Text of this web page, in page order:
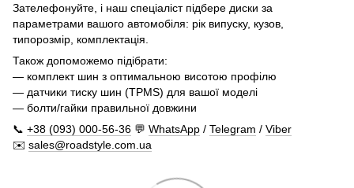
Зателефонуйте, і наш спеціаліст підбере диски за
параметрами вашого автомобіля: рік випуску, кузов,
типорозмір, комплектація.
Також допоможемо підібрати:
— комплект шин з оптимальною висотою профілю
— датчики тиску шин (TPMS) для вашої моделі
— болти/гайки правильної довжини
📞 +38 (093) 000-56-36 💬 WhatsApp / Telegram / Viber
✉️ sales@roadstyle.com.ua